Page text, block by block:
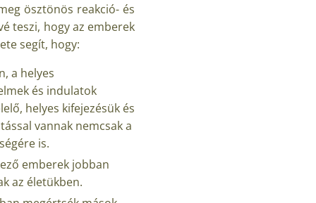
ösztönös reakció- és
teszi, hogy az emberek
segít, hogy:
a helyes
és indulatok
helyes kifejezésük és
vannak nemcsak a
is.
emberek jobban
az életükben.